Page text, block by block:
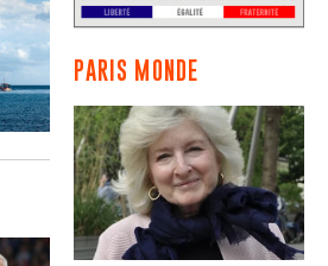
PARIS MONDE